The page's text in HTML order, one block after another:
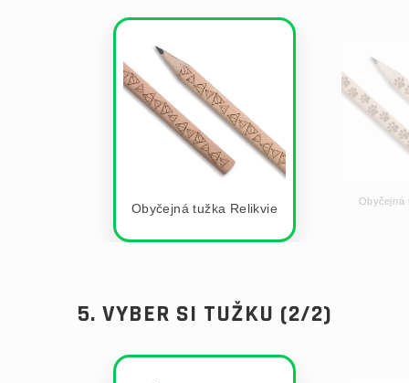
Obyčejná tužka Relikvie
Obyčejná
5. VYBER SI TUŽKU (2/2)